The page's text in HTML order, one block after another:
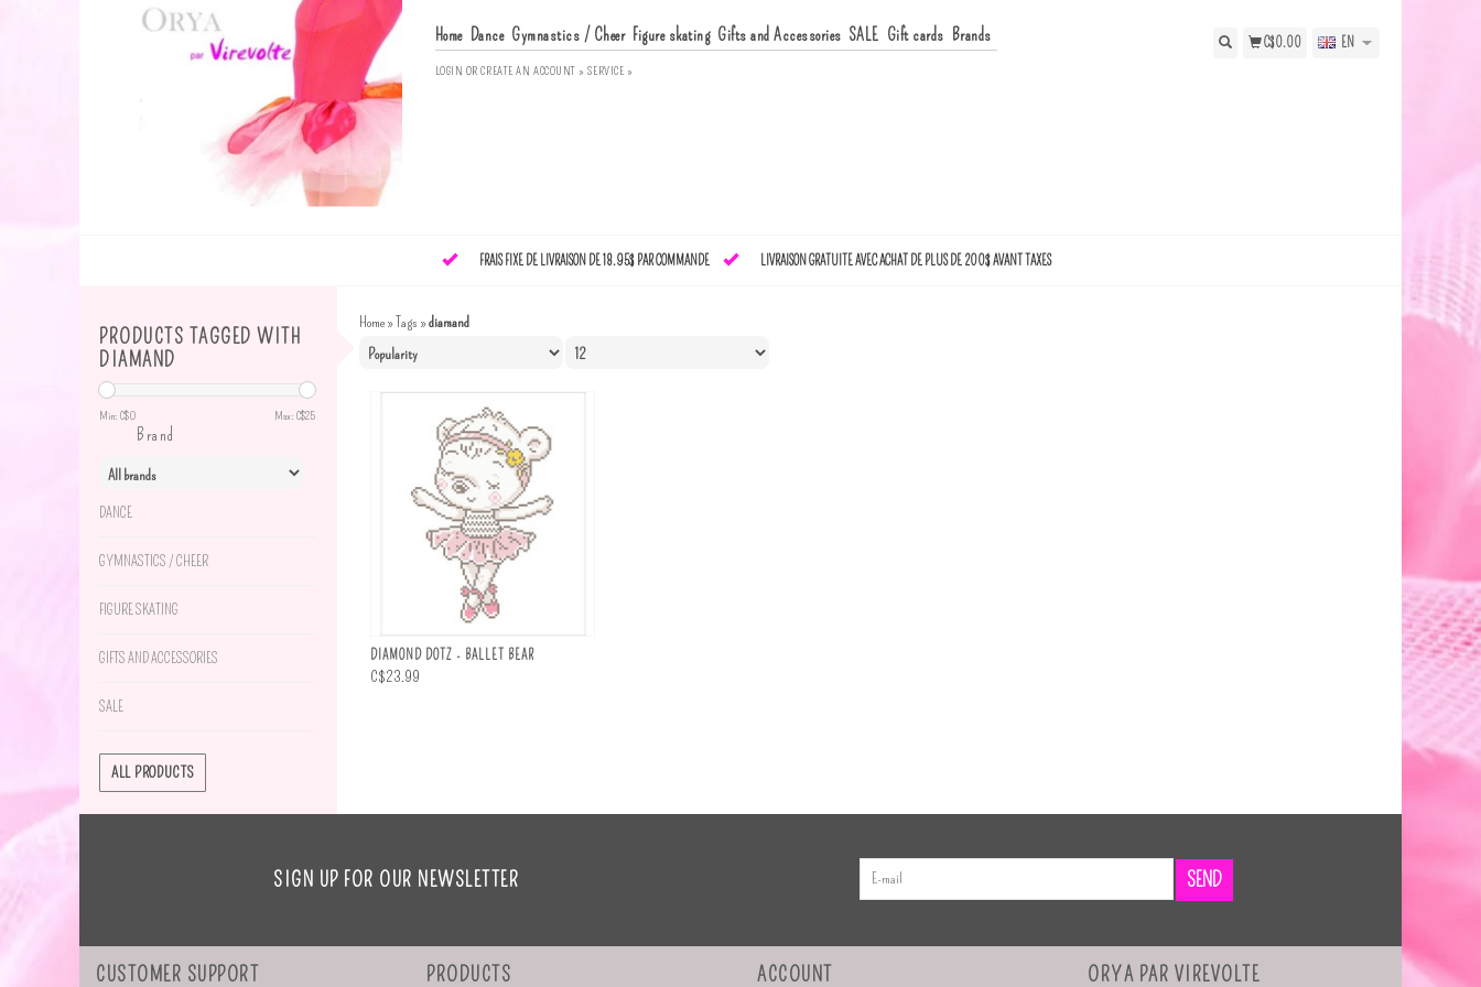
Home Dance Gymnastics / Cheer Figure skating Gifts and Accessories SALE Gift cards Brands
LOGIN ORCREATE AN ACCOUNT » SERVICE »
C$0.00 EN
FRAIS FIXE DE LIVRAISON DE 18.95$ PAR COMMANDE LIVRAISON GRATUITE AVEC ACHAT DE PLUS DE 200$ AVANT TAXES
PRODUCTS TAGGED WITH
DIAMAND
Min: C$0 Max: C$25
Brand
DANCE
GYMNASTICS / CHEER
FIGURE SKATING
GIFTS AND ACCESSORIES
SALE
ALL PRODUCTS
Home»Tags »diamand
DIAMOND DOTZ - BALLET BEAR
C$23.99
SIGN UP FOR OUR NEWSLETTER SEND
CUSTOMER SUPPORT PRODUCTS ACCOUNT ORYA PAR VIREVOLTE